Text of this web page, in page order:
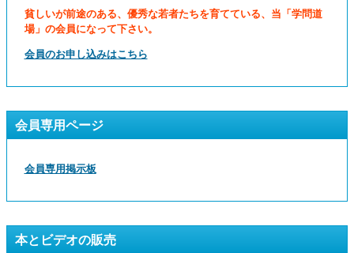
貧しいが前途のある、優秀な若者たちを育てている、当「学問道
場」の会員になって下さい。
会員のお申し込みはこちら
会員専用ページ
会員専用掲示板
本とビデオの販売